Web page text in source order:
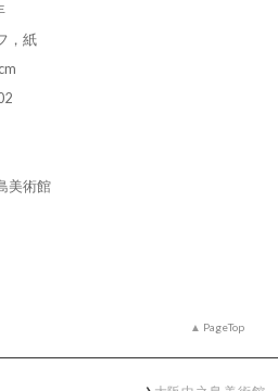
，紙
美術館
PageTop